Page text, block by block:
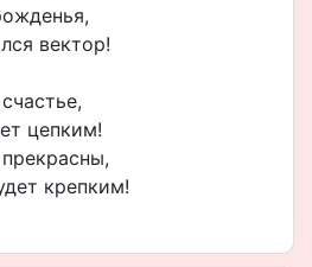
вектор!
цепким!
крепким!